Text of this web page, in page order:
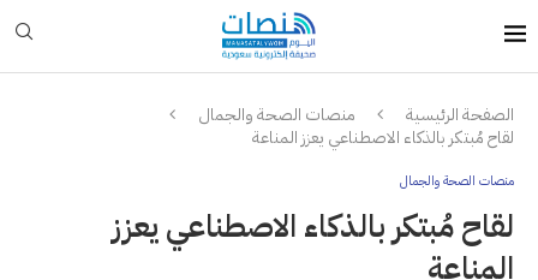
الصفحة الرئيسية
منصات الصحة والجمال
لقاح مُبتكر بالذكاء الاصطناعي يعزز المناعة
منصات الصحة والجمال
لقاح مُبتكر بالذكاء الاصطناعي يعزز
المناعة